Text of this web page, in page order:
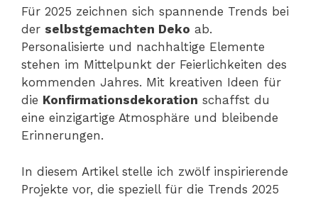
Für 2025 zeichnen sich spannende Trends bei
der selbstgemachten Deko ab.
Personalisierte und nachhaltige Elemente
stehen im Mittelpunkt der Feierlichkeiten des
kommenden Jahres. Mit kreativen Ideen für
die Konfirmationsdekoration schaffst du
eine einzigartige Atmosphäre und bleibende
Erinnerungen.
In diesem Artikel stelle ich zwölf inspirierende
Projekte vor, die speziell für die Trends 2025